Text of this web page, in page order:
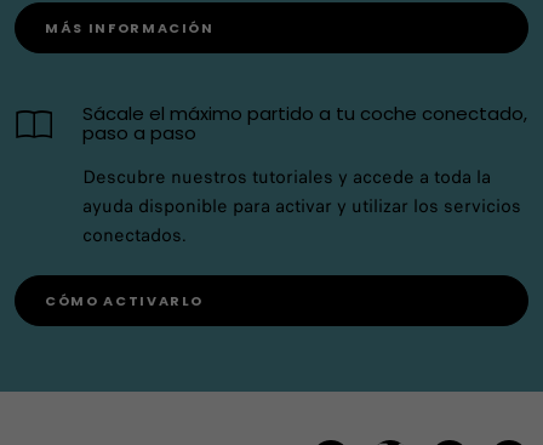
MÁS INFORMACIÓN
Sácale el máximo partido a tu coche conectado,
paso a paso
Descubre nuestros tutoriales y accede a toda la
ayuda disponible para activar y utilizar los servicios
conectados.
CÓMO ACTIVARLO